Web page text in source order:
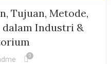
Tujuan, Metode,
dalam Industri &
0